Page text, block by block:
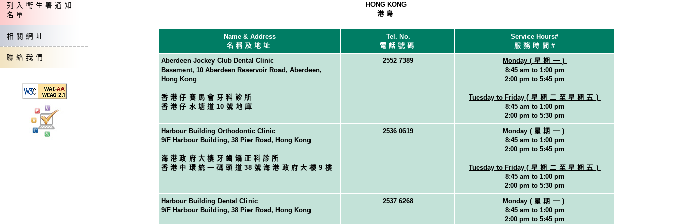
列入衞生署通知
名單
相關網址
聯絡我們
HONG KONG
港島
Name & Address
名稱及地址
Tel. No.
電話號碼
Service Hours#
服務時間 #
Aberdeen Jockey Club Dental Clinic
Basement, 10 Aberdeen Reservoir Road, Aberdeen,
Hong Kong
香港仔賽馬會牙科診所
香港仔水塘道10號地庫
2552 7389 Monday (星期一)
8:45 am to 1:00 pm
2:00 pm to 5:45 pm
Tuesday to Friday(星期二至星期五)
8:45 am to 1:00 pm
2:00 pm to 5:30 pm
Harbour Building Orthodontic Clinic
9/F Harbour Building, 38 Pier Road, Hong Kong
海港政府大樓牙齒矯正科診所
香港中環統一碼頭道 38號海港政府大樓9樓
2536 0619 Monday (星期一)
8:45 am to 1:00 pm
2:00 pm to 5:45 pm
Tuesday to Friday(星期二至星期五)
8:45 am to 1:00 pm
2:00 pm to 5:30 pm
Harbour Building Dental Clinic
9/F Harbour Building, 38 Pier Road, Hong Kong
2537 6268 Monday (星期一)
8:45 am to 1:00 pm
2:00 pm to 5:45 pm